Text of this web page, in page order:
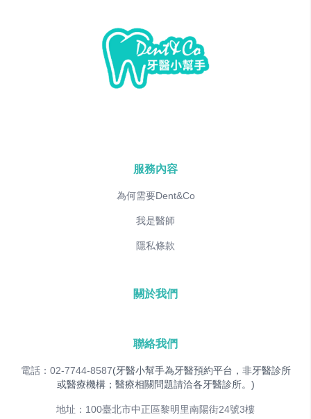
服務內容
為何需要Dent&Co
我是醫師
隱私條款
關於我們
聯絡我們
電話：02-7744-8587(牙醫小幫手為牙醫預約平台，非牙醫診所
或醫療機構；醫療相關問題請洽各牙醫診所。)
地址：100臺北市中正區黎明里南陽街24號3樓